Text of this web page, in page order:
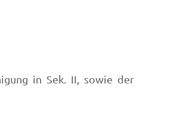
in Sek. II, sowie der